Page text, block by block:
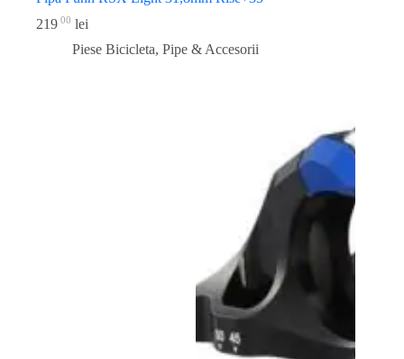
219 00 lei
Piese Bicicleta, Pipe & Accesorii